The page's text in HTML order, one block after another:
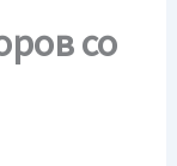
со